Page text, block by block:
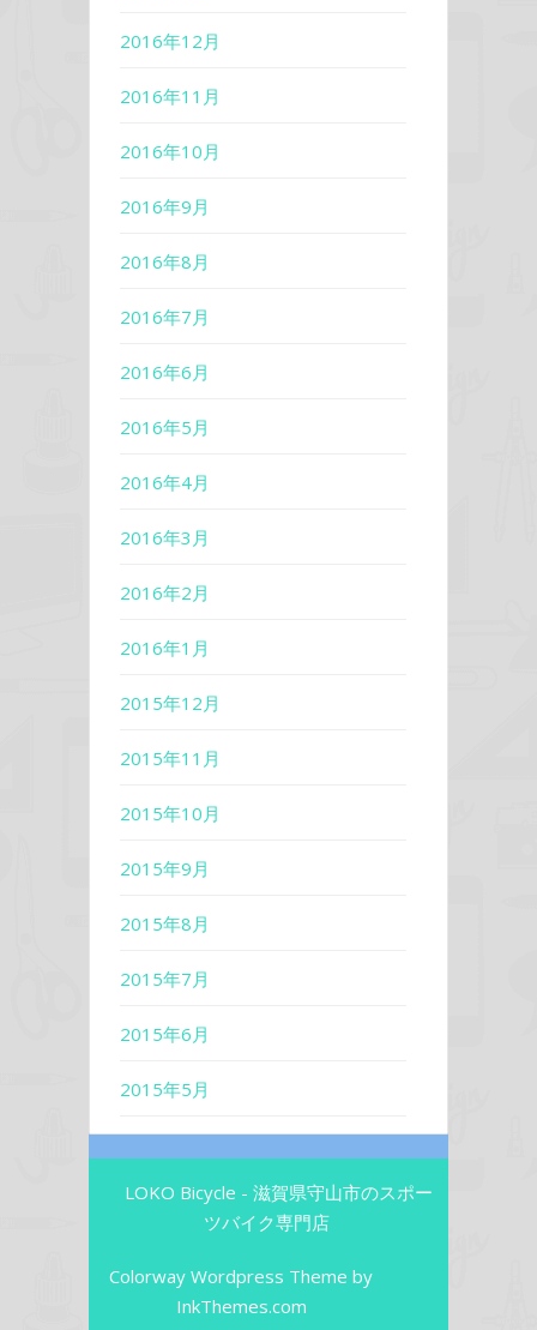
2016年12月
2016年11月
2016年10月
2016年9月
2016年8月
2016年7月
2016年6月
2016年5月
2016年4月
2016年3月
2016年2月
2016年1月
2015年12月
2015年11月
2015年10月
2015年9月
2015年8月
2015年7月
2015年6月
2015年5月
LOKO Bicycle - 滋賀県守山市のスポー
ツバイク専門店
Colorway Wordpress Theme by
InkThemes.com